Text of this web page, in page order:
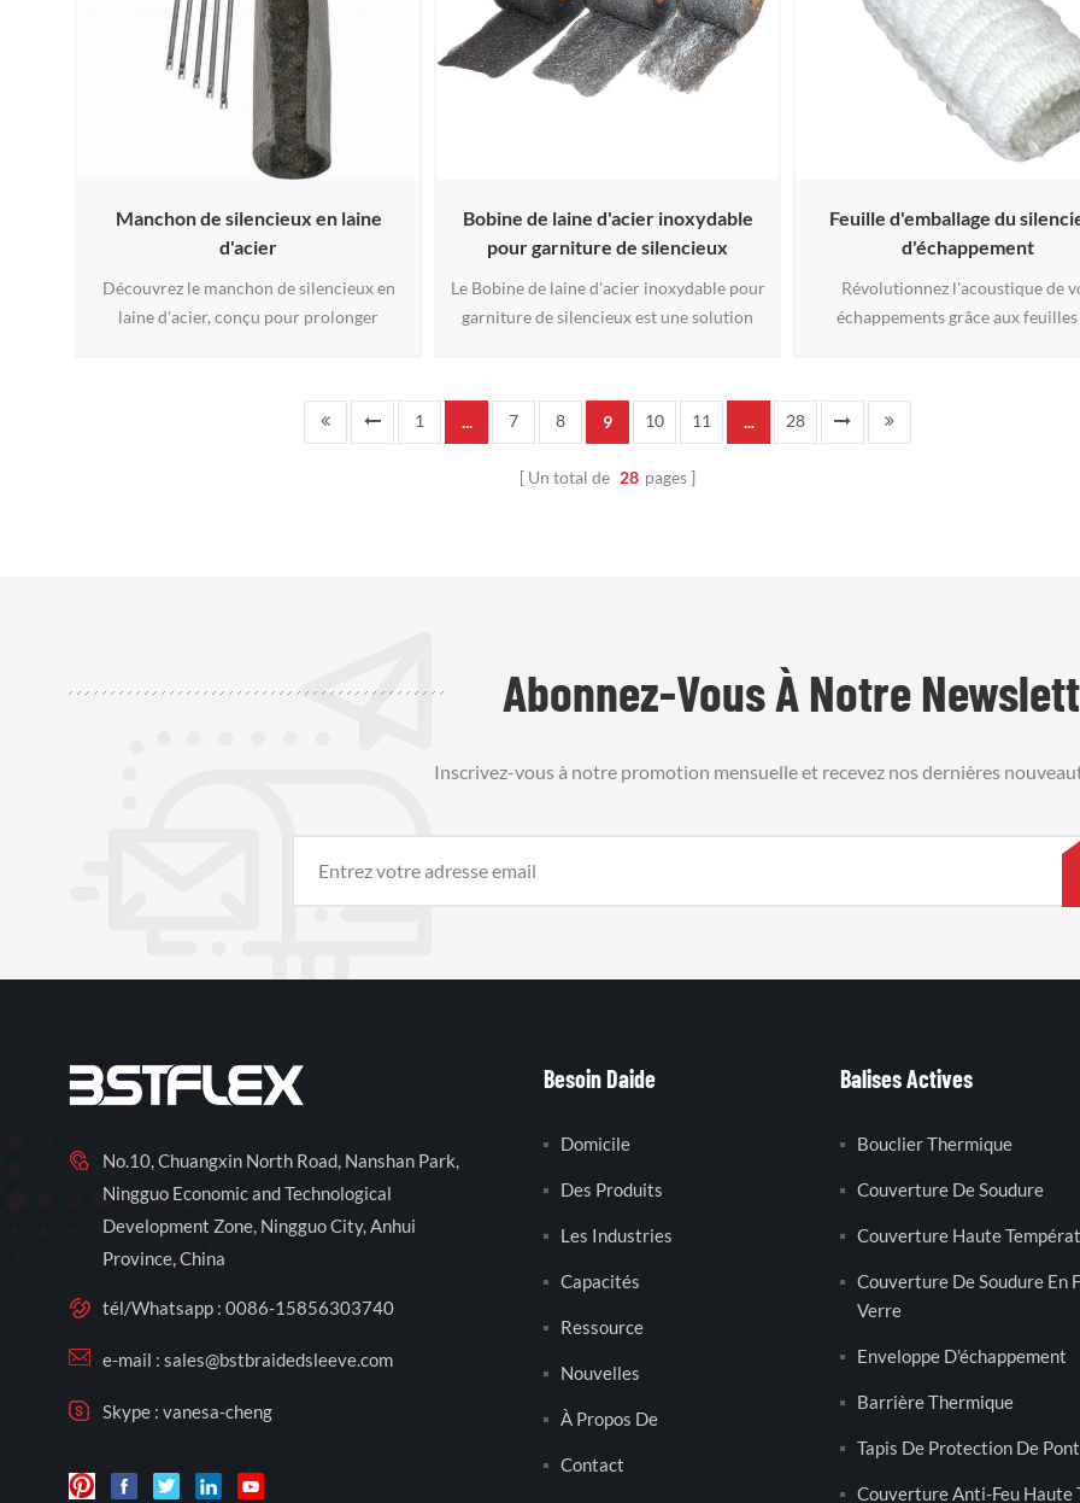
accrue fac3
les pertes de3
Manchon de silencieux en laine
d'acier
Découvrez le manchon de silencieux en
laine d'acier, conçu pour prolonger
toile métallique tissée en acier inoxydable
304 et de laine d'acier inoxydable haute
Bobine de laine d'acier inoxydable
pour garniture de silencieux
Le Bobine de laine d'acier inoxydable pour
garniture de silencieux est une solution
extrême à la chaleur (jusqu'à 850 °C/1 550
°F) à une durabilité inégalée. Conçue pour
réduire le bruit, elle prolonge la durée de
Feuille d'emballage du
d'échappement
Révolutionnez l'acoustique de
échappements grâce aux feuilles
verre texturé, ces feuilles utilisent
coutures thermoréactives qui se
1 ... 7 8 9 10 11 ... 28
Un total de 28 pages
Abonnez-Vous À Notre
Inscrivez-vous à notre promotion mensuelle et recevez nos dernières
No.10, Chuangxin North Road, Nanshan Park,
Ningguo Economic and Technological
Development Zone, Ningguo City, Anhui
Province, China
tél/Whatsapp : 0086-15856303740
e-mail : sales@bstbraidedsleeve.com
Skype : vanesa-cheng
Besoin Daide
Domicile
Des Produits
Les Industries
Capacités
Ressource
Nouvelles
À Propos De
Contact
Balises Actives
Bouclier Thermique
Couverture De Soudure
Couverture Haute
Couverture De Soudure En
Verre
Enveloppe D'échappement
Barrière Thermique
Tapis De Protection De Pont
Couverture Anti-Feu Haute